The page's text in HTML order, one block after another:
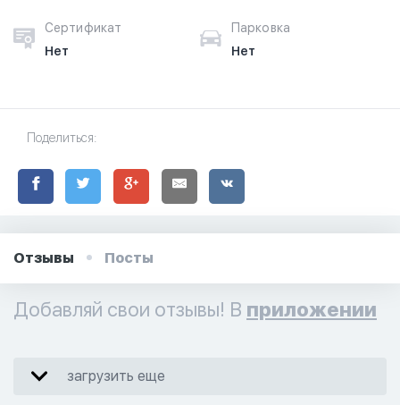
Сертификат
Нет
Парковка
Нет
Поделиться:
Отзывы Посты
Добавляй свои отзывы! В приложении
загрузить еще